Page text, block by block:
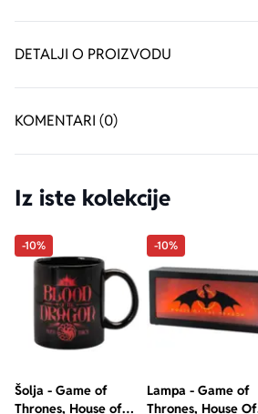
DETALJI O PROIZVODU
KOMENTARI (0)
Iz iste kolekcije
-10%
Šolja - Game of
Thrones, House of
-10%
Lampa - Game of
Thrones, House Of